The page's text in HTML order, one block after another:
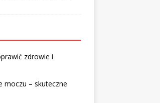
zdrowie i
moczu – skuteczne